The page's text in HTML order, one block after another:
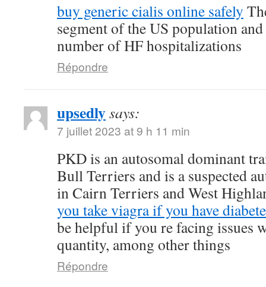
buy generic cialis online safely
segment of the US population
number of HF hospitalizations
Répondre
upsedlysays:
7 juillet 2023 at 9 h 11 min
PKD is an autosomal dominant
Bull Terriers and is a suspected
in Cairn Terriers and West
you take viagra if you have
be helpful if you re facing issues
quantity, among other things
Répondre